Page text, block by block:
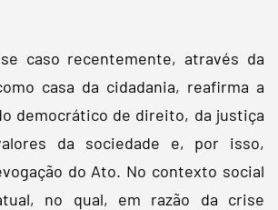
caso recentemente, através da
casa da cidadania, reafirma a
democrático de direito, da justiça
da sociedade e, por isso,
do Ato. No contexto social
no qual, em razão da crise